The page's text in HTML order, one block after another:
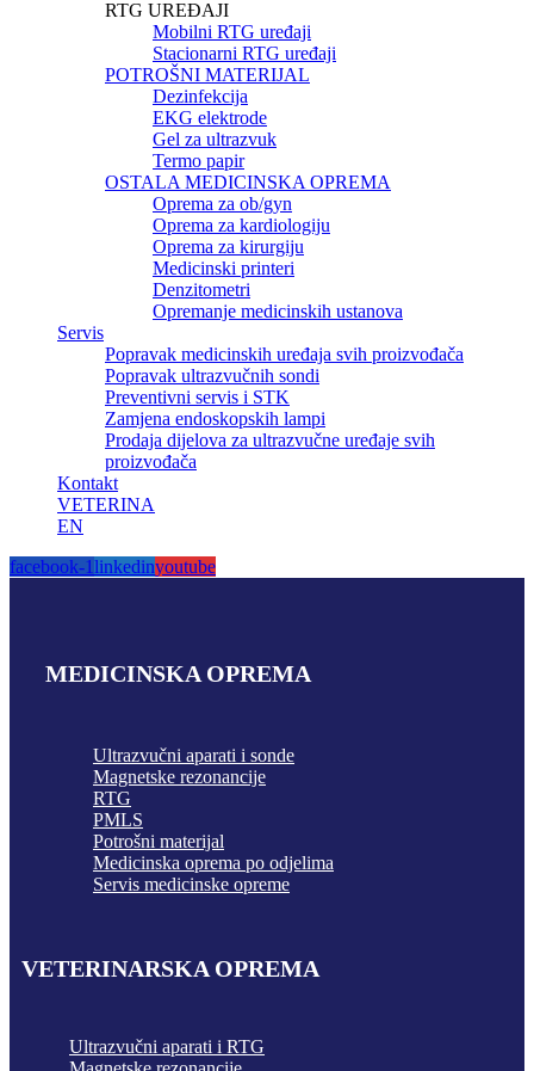
RTG UREĐAJI
Mobilni RTG uređaji
Stacionarni RTG uređaji
POTROŠNI MATERIJAL
Dezinfekcija
EKG elektrode
Gel za ultrazvuk
Termo papir
OSTALA MEDICINSKA OPREMA
Oprema za ob/gyn
Oprema za kardiologiju
Oprema za kirurgiju
Medicinski printeri
Denzitometri
Opremanje medicinskih ustanova
Servis
Popravak medicinskih uređaja svih proizvođača
Popravak ultrazvučnih sondi
Preventivni servis i STK
Zamjena endoskopskih lampi
Prodaja dijelova za ultrazvučne uređaje svih
proizvođača
Kontakt
VETERINA
EN
facebook-1linkedinyoutube
MEDICINSKA OPREMA
Ultrazvučni aparati i sonde
Magnetske rezonancije
RTG
PMLS
Potrošni materijal
Medicinska oprema po odjelima
Servis medicinske opreme
VETERINARSKA OPREMA
Ultrazvučni aparati i RTG